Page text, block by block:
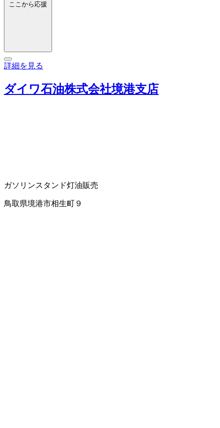
ここから応援
詳細を見る
ダイワ石油株式会社境港支店
ガソリンスタンド灯油販売
鳥取県境港市相生町９